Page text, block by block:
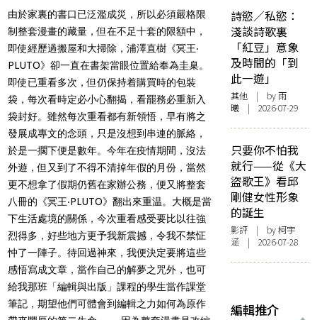
由於家裏的書口已泛濫成災，所以必須嚴格限
制整套漫畫的藏量，但在不足十套的限額中，
即使經歷過搬屋和大掃除，浦澤直樹《冥王‧
PLUTO》卻一直在書架當眼位置給奉為圭臬。
即使已重看多次，但仍保持着購買時的包裝
袋，每次看時定必小心翻揭，看罷務必重新入
袋封好。雖然每次重看都有新領悟，早有將之
發展成專文的念頭，只是沒想到串連的脈絡，
於是一擱下便是數年。今年在疫情期間，沒法
外遊，但又到了不得不清掉年假的月份，當然
更不想拿了假期仍舊在家辦公務，便又將整套
八冊的《冥王‧PLUTO》翻出來重温。大概是當
下生活處境的關係，今次重看感受要比以往強
烈得多，好些地方更予我新震撼，令我不禁怔
忡了一陣子。待回過神來，我便決定要將這些
感悟寫成文章，當作自己的解夢之咒外，也可
給我那班「編輯與出版」課程的學生當作課堂
筆記，期望他們可體會到編輯之力如何為原作
詩慾／私慾：
淺談詩歌裏
「紅豆」意象
及時間的「到
此一遊」
其他 | by 雨
曦 | 2026-07-29
只要你不怕我
就行——從《大
盜歌王》看邱
剛健女性形象
的誕生
影評 | by 柯宇
涵 | 2026-07-28
編輯推介